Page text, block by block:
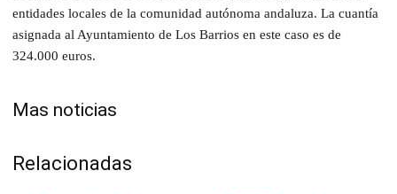
entidades locales de la comunidad autónoma andaluza. La cuantía
asignada al Ayuntamiento de Los Barrios en este caso es de
324.000 euros.
Mas noticias
Relacionadas